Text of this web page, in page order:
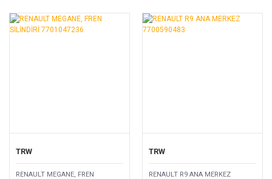
TRW
RENAULT MEGANE, FREN
TRW
RENAULT R9 ANA MERKEZ